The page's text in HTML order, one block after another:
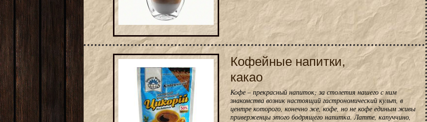
Кофейные напитки,
какао
Кофе – прекрасный напиток; за столетия нашего с ним
знакомства возник настоящий гастрономический культ, в
центре которого, конечно же, кофе, но не кофе единым живы
приверженцы этого бодрящего напитка. Латте, капуччино,